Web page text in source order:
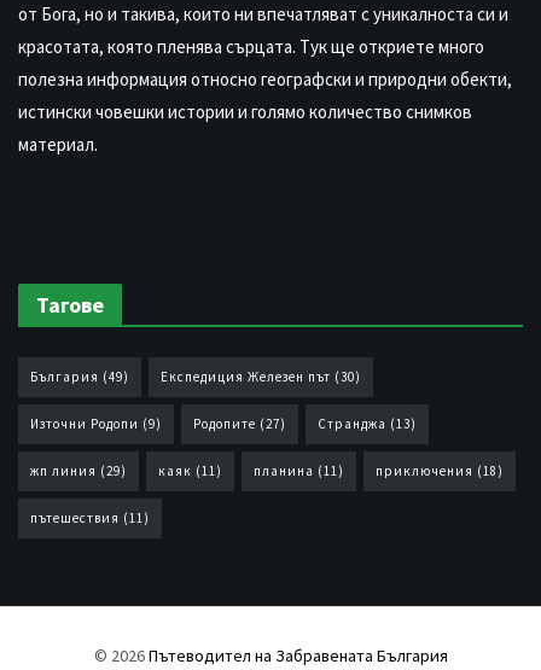
от Бога, но и такива, които ни впечатляват с уникалноста си и
красотата, която пленява сърцата. Тук ще откриете много
полезна информация относно географски и природни обекти,
истински човешки истории и голямо количество снимков
материал.
Тагове
България (49) Експедиция Железен път (30)
Източни Родопи (9) Родопите (27) Странджа (13)
жп линия (29) каяк (11) планина (11) приключения (18)
пътешествия (11)
© 2026Пътеводител на Забравената България